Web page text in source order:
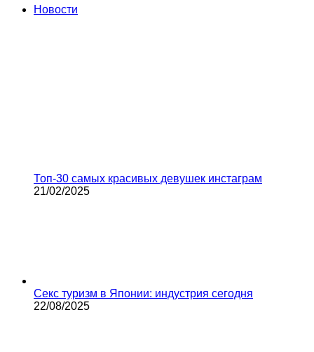
Новости
Топ-30 самых красивых девушек инстаграм
21/02/2025
Секс туризм в Японии: индустрия сегодня
22/08/2025